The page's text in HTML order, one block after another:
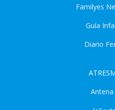
Familyes
Guía
Diario
Antena